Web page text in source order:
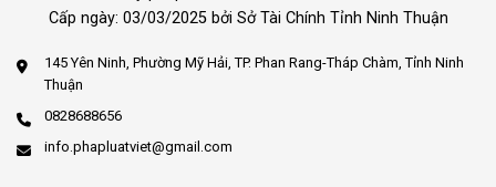
Cấp ngày: 03/03/2025 bởi Sở Tài Chính Tỉnh Ninh Thuận
145 Yên Ninh, Phường Mỹ Hải, TP. Phan Rang-Tháp Chàm, Tỉnh Ninh
Thuận
0828688656
info.phapluatviet@gmail.com